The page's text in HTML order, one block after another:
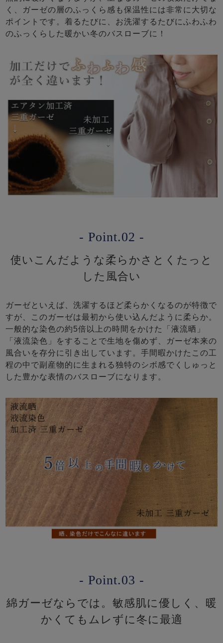
く、ガーゼの層のふっくら感も保温性には非常に大切な
ポイントです。着るたびに、お洗濯するたびにふわふわ
のふっくらした暖かい冬のバスローブに！
- Point.02 -
使いこんだような柔らかさとくたっと
した風合い
ガーゼといえば、洗濯するほど柔らかくなるのが特徴で
すが、このガーゼは最初から使い込んだように柔らか。
一般的な染色の約5倍以上の時間をかけた「液流晒」
「液流染色」をすることで生地を傷めず、ガーゼ本来の
風合いを存分に引き出しています。手間暇かけたこの工
程の中で副産物的に生まれる独特のシボ感でくしゅっと
した豊かな表情のバスローブになります。
- Point.03 -
綿ガーゼならでは。敏感肌に優しく、暖
かくてもムレずに冬に最適